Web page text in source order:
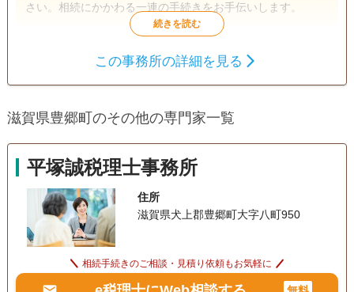
さい。相続にかかわる一連の手続きをお手伝いします。
遺産分割
義変更）
土日相談可
この事務所の詳細を見る
滋賀県豊郷町のその他の専門家一覧
平塚誠税理士事務所
住所
滋賀県犬上郡豊郷町大字八町950
相続手続きのご相談・見積り依頼もお気軽に